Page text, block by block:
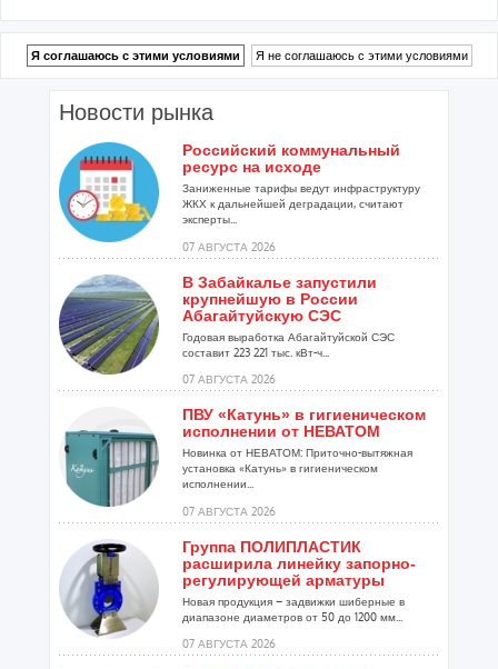
Новости рынка
Российский коммунальный
ресурс на исходе
Заниженные тарифы ведут инфраструктуру
ЖКХ к дальнейшей деградации, считают
эксперты...
07 АВГУСТА 2026
В Забайкалье запустили
крупнейшую в России
Абагайтуйскую СЭС
Годовая выработка Абагайтуйской СЭС
составит 223 221 тыс. кВт-ч...
07 АВГУСТА 2026
ПВУ «Катунь» в гигиеническом
исполнении от НЕВАТОМ
Новинка от НЕВАТОМ: Приточно-вытяжная
установка «Катунь» в гигиеническом
исполнении...
07 АВГУСТА 2026
Группа ПОЛИПЛАСТИК
расширила линейку запорно-
регулирующей арматуры
Новая продукция – задвижки шиберные в
диапазоне диаметров от 50 до 1200 мм...
07 АВГУСТА 2026